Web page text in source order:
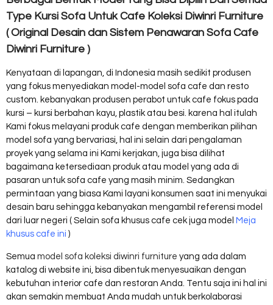
Type Kursi Sofa Untuk Cafe Koleksi Diwinri Furniture
( Original Desain dan Sistem Penawaran Sofa Cafe
Diwinri Furniture )
Kenyataan di lapangan, di Indonesia masih sedikit produsen
yang fokus menyediakan model-model sofa cafe dan resto
custom. kebanyakan produsen perabot untuk cafe fokus pada
kursi – kursi berbahan kayu, plastik atau besi. karena hal itulah
Kami fokus melayani produk cafe dengan memberikan pilihan
model sofa yang bervariasi, hal ini selain dari pengalaman
proyek yang selama ini Kami kerjakan, juga bisa dilihat
bagaimana ketersediaan produk atau model yang ada di
pasaran untuk sofa cafe yang masih minim. Sedangkan
permintaan yang biasa Kami layani konsumen saat ini menyukai
desain baru sehingga kebanyakan mengambil referensi model
dari luar negeri ( Selain sofa khusus cafe cek juga model Meja
khusus cafe ini )
Semua model sofa koleksi diwinri furniture yang ada dalam
katalog di website ini, bisa dibentuk menyesuaikan dengan
kebutuhan interior cafe dan restoran Anda. Tentu saja ini hal ini
akan semakin membuat Anda mudah untuk berkolaborasi